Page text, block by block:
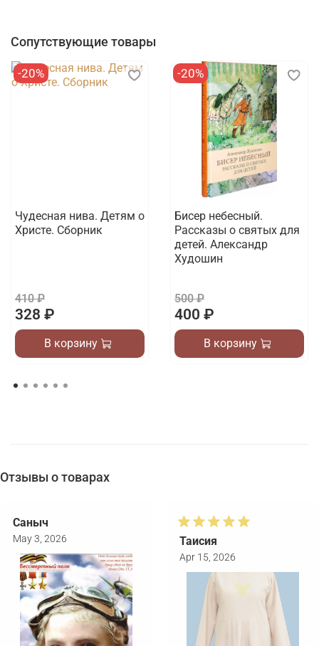
Сопутствующие товары
-20%
Чудесная нива. Детям о
Христе. Сборник
410 ₽
328 ₽
В корзину
-20%
Бисер небесный.
Рассказы о святых для
детей. Александр
Худошин
500 ₽
400 ₽
В корзину
Отзывы о товарах
Саныч
May 3, 2026 Таисия
Apr 15, 2026